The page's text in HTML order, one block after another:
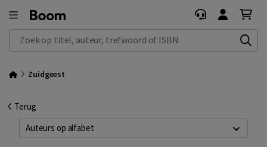
Zoek op titel, auteur, trefwoord of ISBN
Zuidgeest
Terug
Auteurs op alfabet